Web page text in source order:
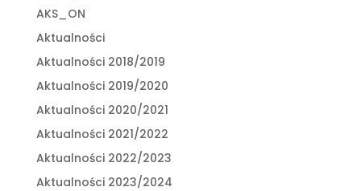
AKS_ON
Aktualności
Aktualności 2018/2019
Aktualności 2019/2020
Aktualności 2020/2021
Aktualności 2021/2022
Aktualności 2022/2023
Aktualności 2023/2024